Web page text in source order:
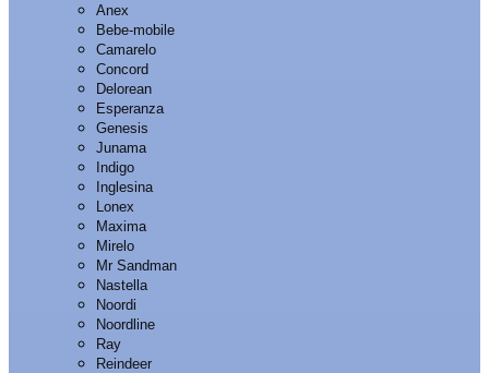
Anex
Bebe-mobile
Camarelo
Concord
Delorean
Esperanza
Genesis
Junama
Indigo
Inglesina
Lonex
Maxima
Mirelo
Mr Sandman
Nastella
Noordi
Noordline
Ray
Reindeer